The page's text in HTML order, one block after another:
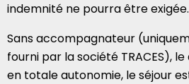
indemnité ne pourra être exigée.
Sans accompagnateur
fourni par la société TRACES),
en totale autonomie, le séjour